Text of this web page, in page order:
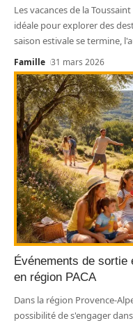
Les vacances de la
idéale pour explorer des
saison estivale se termine,
Famille 31 mars 2026
Événements de
en région PACA
Dans la région Provence-
possibilité de s'engager